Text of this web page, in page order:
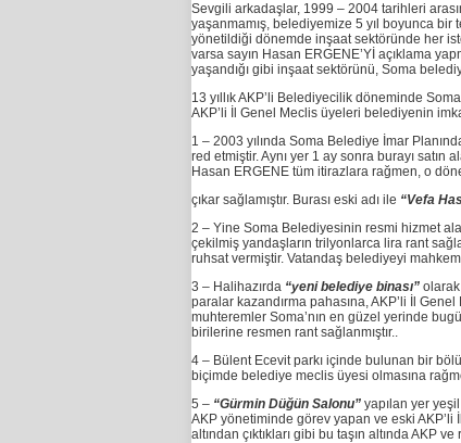
Sevgili arkadaşlar, 1999 – 2004 tarihleri
yaşanmamış, belediyemize 5 yıl boyunca bir
yönetildiği dönemde inşaat sektöründe her
varsa sayın Hasan ERGENE’Yİ açıklama
yaşandığı gibi inşaat sektörünü, Soma
13 yıllık AKP’li Belediyecilik döneminde
AKP’li İl Genel Meclis üyeleri belediyenin
1 – 2003 yılında Soma Belediye İmar
red etmiştir. Aynı yer 1 ay sonra burayı satın
Hasan ERGENE tüm itirazlara rağmen, o
çıkar sağlamıştır. Burası eski adı ile “Vefa
2 – Yine Soma Belediyesinin resmi hizmet
çekilmiş yandaşların trilyonlarca lira rant
ruhsat vermiştir. Vatandaş belediyeyi
3 – Halihazırda“yeni belediye binası”
paralar kazandırma pahasına, AKP’li İl
muhteremler Soma’nın en güzel yerinde
birilerine resmen rant sağlanmıştır..
4 – Bülent Ecevit parkı içinde bulunan bir
biçimde belediye meclis üyesi olmasına
5 – “Gürmin Düğün Salonu” yapılan yer
AKP yönetiminde görev yapan ve eski
altından çıktıkları gibi bu taşın altında AKP